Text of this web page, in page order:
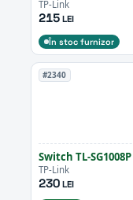
TP-Link
215LEI
În stoc furnizor
#2340
Switch TL-SG1008P
TP-Link
230LEI